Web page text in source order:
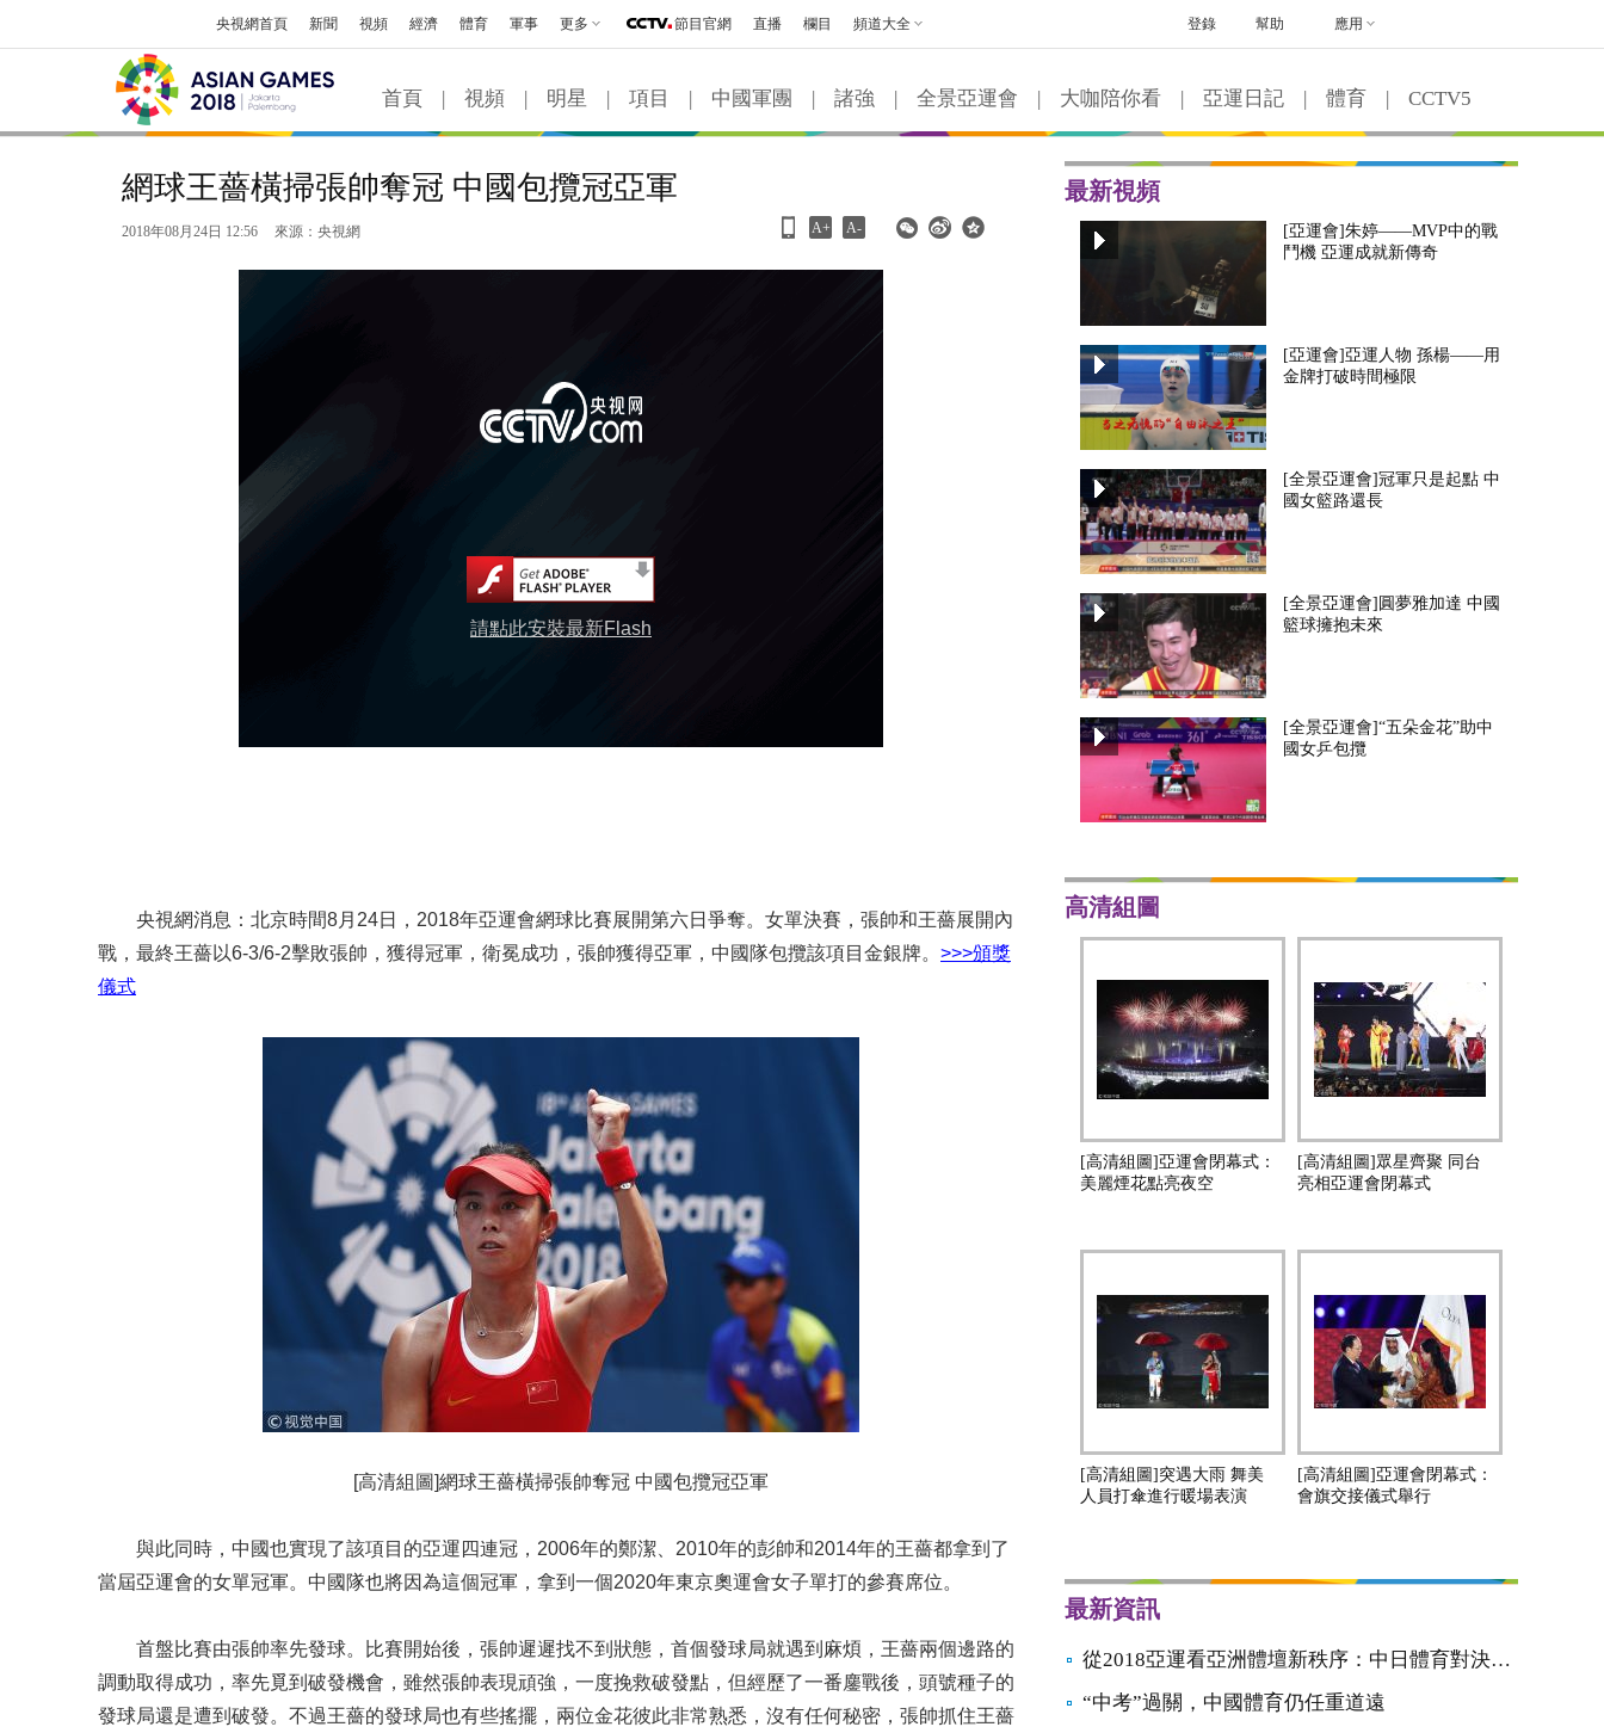
央視網首頁 新聞 視頻 經濟 體育 軍事 更多 節目官網 直播 欄目 頻道大全 幫助 應用
登錄
首頁 | 視頻 | 明星 | 項目 | 中國軍團 | 諸強 | 全景亞運會 | 大咖陪你看 | 亞運日記 | 體育 | CCTV5
網球王薔橫掃張帥奪冠 中國包攬冠亞軍
2018年08月24日 12:56 來源：央視網 A+ A-
請點此安裝最新Flash
央視網消息：北京時間8月24日，2018年亞運會網球比賽展開第六日爭奪。女單決賽，張帥和王薔展開內
戰，最終王薔以6-3/6-2擊敗張帥，獲得冠軍，衛冕成功，張帥獲得亞軍，中國隊包攬該項目金銀牌。 >>>頒獎
儀式
[高清組圖]網球王薔橫掃張帥奪冠 中國包攬冠亞軍
與此同時，中國也實現了該項目的亞運四連冠，2006年的鄭潔、2010年的彭帥和2014年的王薔都拿到了
當屆亞運會的女單冠軍。中國隊也將因為這個冠軍，拿到一個2020年東京奧運會女子單打的參賽席位。
首盤比賽由張帥率先發球。比賽開始後，張帥遲遲找不到狀態，首個發球局就遇到麻煩，王薔兩個邊路的
調動取得成功，率先覓到破發機會，雖然張帥表現頑強，一度挽救破發點，但經歷了一番鏖戰後，頭號種子的
發球局還是遭到破發。不過王薔的發球局也有些搖擺，兩位金花彼此非常熟悉，沒有任何秘密，張帥抓住王薔
最新視頻
[亞運會]朱婷——MVP中的戰
鬥機 亞運成就新傳奇
[亞運會]亞運人物 孫楊——用
金牌打破時間極限
[全景亞運會]冠軍只是起點 中
國女籃路還長
[全景亞運會]圓夢雅加達 中國
籃球擁抱未來
[全景亞運會]“五朵金花”助中
國女乒包攬
高清組圖
[高清組圖]亞運會閉幕式：
美麗煙花點亮夜空
[高清組圖]眾星齊聚 同台
亮相亞運會閉幕式
[高清組圖]突遇大雨 舞美
人員打傘進行暖場表演
[高清組圖]亞運會閉幕式：
會旗交接儀式舉行
最新資訊
從2018亞運看亞洲體壇新秩序：中日體育對決開始
“中考”過關，中國體育仍任重道遠